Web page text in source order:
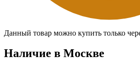
Данный товар можно купить только
Наличие в Москвe